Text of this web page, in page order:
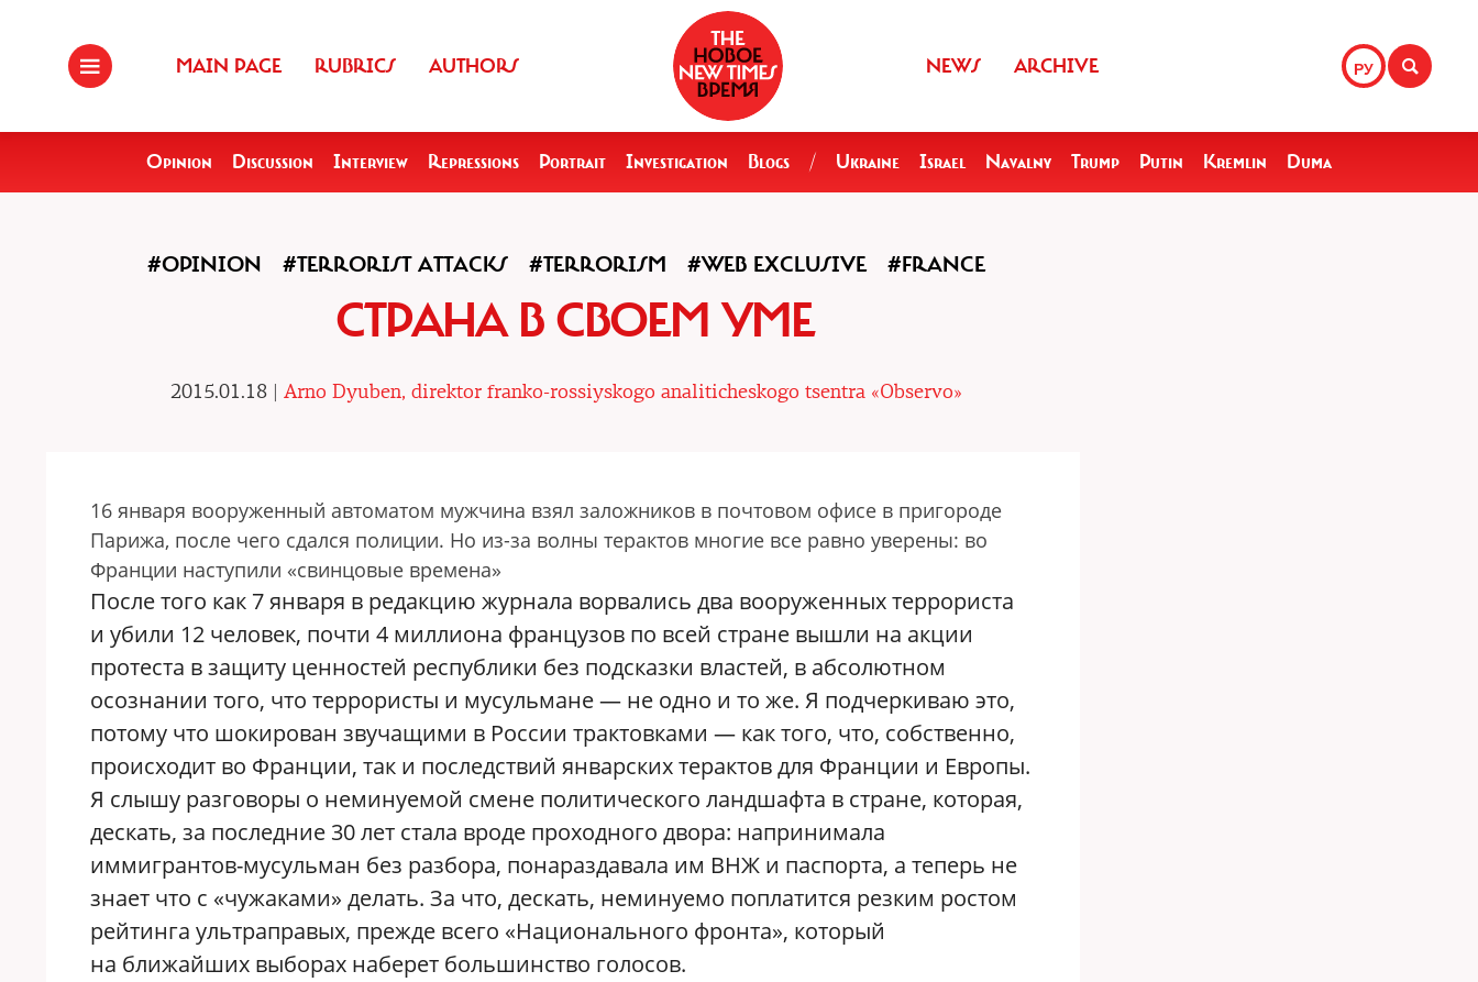
MAIN PAGE RUBRICS AUTHORS РУ
NEWS ARCHIVE
Opinion Discussion Interview Repressions Portrait Investigation Blogs / Ukraine Israel Navalny Trump Putin Kremlin Duma
#OPINION #TERRORIST ATTACKS #TERRORISM #WEB EXCLUSIVE #FRANCE
СТРАНА В СВОЕМ УМЕ
2015.01.18 | Arno Dyuben, direktor franko-rossiyskogo analiticheskogo tsentra «Observo»
16 января вооруженный автоматом мужчина взял заложников в почтовом офисе в пригороде
Парижа, после чего сдался полиции. Но из-за волны терактов многие все равно уверены: во
Франции наступили «свинцовые времена»
После того как 7 января в редакцию журнала ворвались два вооруженных террориста
и убили 12 человек, почти 4 миллиона французов по всей стране вышли на акции
протеста в защиту ценностей республики без подсказки властей, в абсолютном
осознании того, что террористы и мусульмане — не одно и то же. Я подчеркиваю это,
потому что шокирован звучащими в России трактовками — как того, что, собственно,
происходит во Франции, так и последствий январских терактов для Франции и Европы.
Я слышу разговоры о неминуемой смене политического ландшафта в стране, которая,
дескать, за последние 30 лет стала вроде проходного двора: напринимала
иммигрантов-мусульман без разбора, понараздавала им ВНЖ и паспорта, а теперь не
знает что с «чужаками» делать. За что, дескать, неминуемо поплатится резким ростом
рейтинга ультраправых, прежде всего «Национального фронта», который
на ближайших выборах наберет большинство голосов.